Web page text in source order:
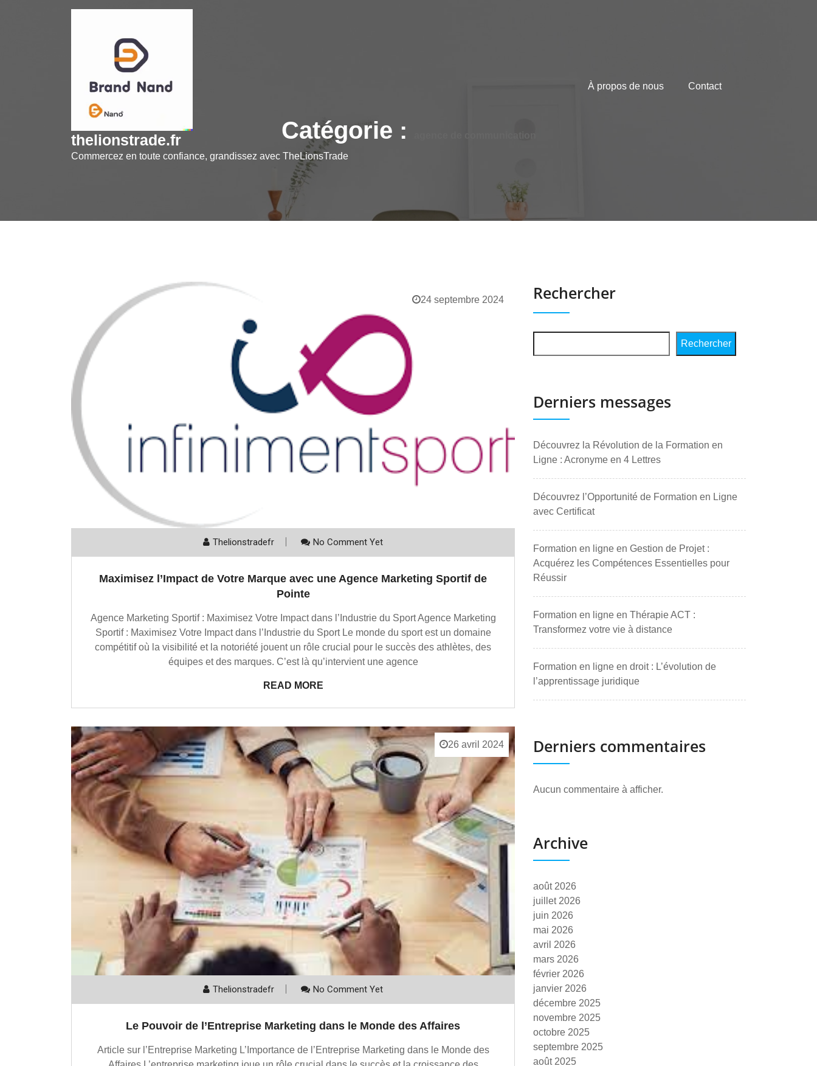
thelionstrade.fr
Commercez en toute confiance, grandissez avec TheLionsTrade
À propos de nous Contact
Catégorie :
24 septembre 2024
Thelionstradefr No Comment Yet
Maximisez l’Impact de Votre Marque avec une Agence Marketing Sportif de
Pointe
Agence Marketing Sportif : Maximisez Votre Impact dans l’Industrie du Sport Agence Marketing
Sportif : Maximisez Votre Impact dans l’Industrie du Sport Le monde du sport est un domaine
compétitif où la visibilité et la notoriété jouent un rôle crucial pour le succès des athlètes, des
équipes et des marques. C’est là qu’intervient une agence
READ MORE
26 avril 2024
Thelionstradefr No Comment Yet
Le Pouvoir de l’Entreprise Marketing dans le Monde des Affaires
Article sur l’Entreprise Marketing L’Importance de l’Entreprise Marketing dans le Monde des
Rechercher
Rechercher
Derniers messages
Découvrez la Révolution de la Formation en
Ligne : Acronyme en 4 Lettres
Découvrez l’Opportunité de Formation en Ligne
avec Certificat
Formation en ligne en Gestion de Projet :
Acquérez les Compétences Essentielles pour
Réussir
Formation en ligne en Thérapie ACT :
Transformez votre vie à distance
Formation en ligne en droit : L’évolution de
l’apprentissage juridique
Derniers commentaires
Aucun commentaire à afficher.
Archive
août 2026
juillet 2026
juin 2026
mai 2026
avril 2026
mars 2026
février 2026
janvier 2026
décembre 2025
novembre 2025
octobre 2025
septembre 2025
août 2025